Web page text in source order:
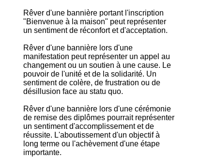
Rêver d'une bannière portant l'inscription
"Bienvenue à la maison" peut représenter
un sentiment de réconfort et d'acceptation.
Rêver d'une bannière lors d'une
manifestation peut représenter un appel au
changement ou un soutien à une cause. Le
pouvoir de l'unité et de la solidarité. Un
sentiment de colère, de frustration ou de
désillusion face au statu quo.
Rêver d'une bannière lors d'une cérémonie
de remise des diplômes pourrait représenter
un sentiment d'accomplissement et de
réussite. L'aboutissement d'un objectif à
long terme ou l'achèvement d'une étape
importante.